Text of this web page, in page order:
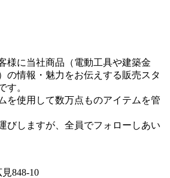
様に当社商品（電動工具や建築金
の情報・魅力をお伝えする販売スタ
す。
を使用して数万点ものアイテムを管
びしますが、全員でフォローしあい
848-10